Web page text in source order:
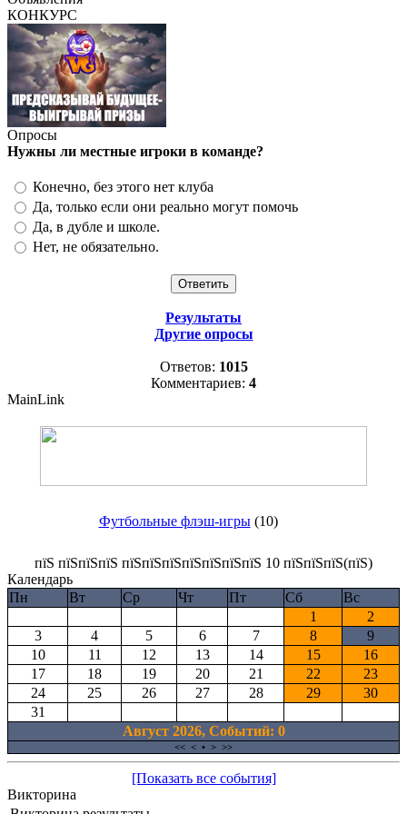
КОНКУРС
Опросы
Нужны ли местные игроки в команде?
Конечно, без этого нет клуба
Да, только если они реально могут помочь
Да, в дубле и школе.
Нет, не обязательно.
Результаты
Другие опросы
Ответов: 1015
Комментариев: 4
MainLink
Футбольные флэш-игры(10)
пїЅ пїЅпїЅпїЅ пїЅпїЅпїЅпїЅпїЅпїЅпїЅ 10 пїЅпїЅпїЅ(пїЅ)
Календарь
Пн
Вт Ср Чт Пт Сб
Вс
1
2
3
4 5 6 7 8
9
10
11 12 13 14 15
16
17
18 19 20 21 22
23
24
25 26 27 28 29
30
31
Август 2026, Cобытий: 0
<< < • > >>
[Показать все события]
Викторина